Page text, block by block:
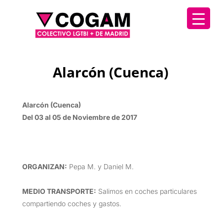
Alarcón (Cuenca)
Alarcón (Cuenca)
Del 03 al 05 de Noviembre de 2017
ORGANIZAN: Pepa M. y Daniel M.
MEDIO TRANSPORTE: Salimos en coches particulares
compartiendo coches y gastos.